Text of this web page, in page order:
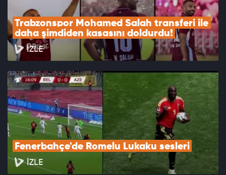
Trabzonspor Mohamed Salah transferi ile
daha şimdiden kasasını doldurdu!
İZLE
Fenerbahçe'de Romelu Lukaku sesleri
İZLE